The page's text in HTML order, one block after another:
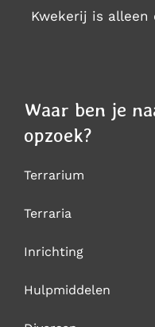
Kwekerij is alleen
Waar ben je
opzoek?
Terrarium
Terraria
Inrichting
Hulpmiddelen